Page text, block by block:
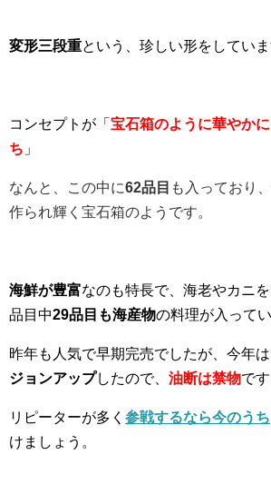
変形三段重という、珍しい形をしていま
コンセプトが「 宝石箱のように華やか
ち 」
なんと、この中に62品目 も入っており、
作られ輝く宝石箱のようです。
海鮮が豊富なのも特長で、海老やカニ
品目中29品目も海産物の料理が入ってい
昨年も人気で早期完売でしたが、今年は
ジョンアップしたので、 油断は禁物です
リピーターが多く 参戦するなら今のうち
けましょう。